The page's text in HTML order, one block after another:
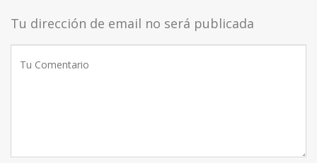
Tu dirección de email no será publicada